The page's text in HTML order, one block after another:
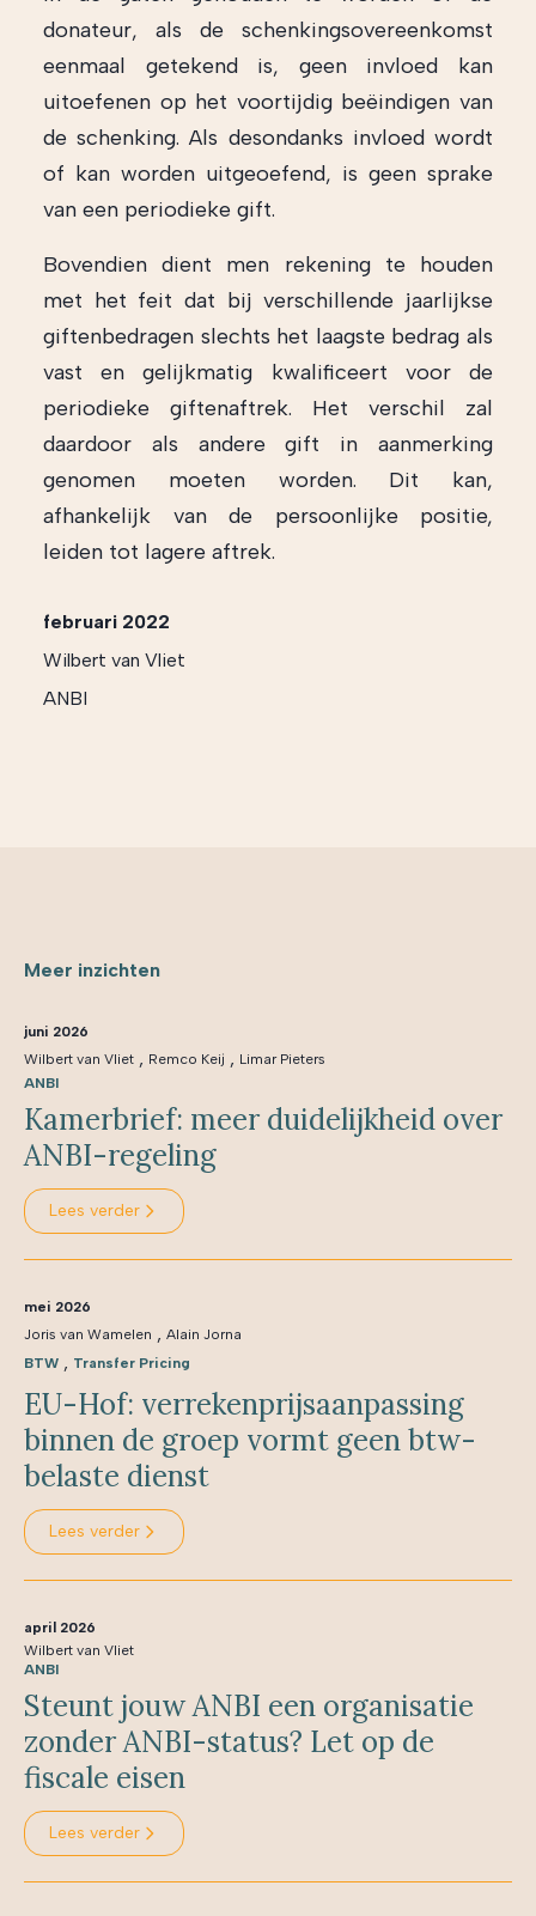
donateur, als de schenkingsovereenkomst
eenmaal getekend is, geen invloed kan
uitoefenen op het voortijdig beëindigen van
de schenking. Als desondanks invloed wordt
of kan worden uitgeoefend, is geen sprake
van een periodieke gift.
Bovendien dient men rekening te houden
met het feit dat bij verschillende jaarlijkse
giftenbedragen slechts het laagste bedrag als
vast en gelijkmatig kwalificeert voor de
periodieke giftenaftrek. Het verschil zal
daardoor als andere gift in aanmerking
genomen moeten worden. Dit kan,
afhankelijk van de persoonlijke positie,
leiden tot lagere aftrek.
februari 2022
Wilbert van Vliet
ANBI
Meer inzichten
juni 2026
Wilbert van Vliet , Remco Keij , Limar Pieters
ANBI
Kamerbrief: meer duidelijkheid over
ANBI-regeling
Lees verder
mei 2026
Joris van Wamelen , Alain Jorna
BTW , Transfer Pricing
EU-Hof: verrekenprijsaanpassing
binnen de groep vormt geen btw-
belaste dienst
Lees verder
april 2026
Wilbert van Vliet
ANBI
Steunt jouw ANBI een organisatie
zonder ANBI-status? Let op de
fiscale eisen
Lees verder